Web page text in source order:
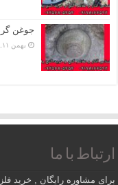
جوغن
بهمن ۱۱, ۱۴۰۲
ارتباط با ما
برای مشاوره رایگان , خرید